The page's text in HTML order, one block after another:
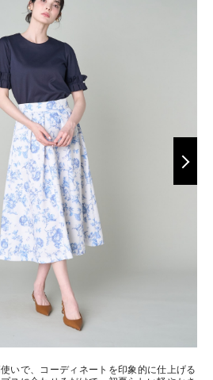
いで、コーディネートを印象的に仕上げる